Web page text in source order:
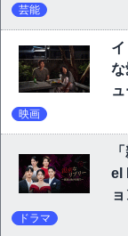
芸能
な
映画
el
ドラマ